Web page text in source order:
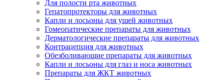
Для полости рта животных
Гепатопротекторы для животных
Капли и лосьоны для ушей животных
Гомеопатические препараты для животных
Дерматологические препараты для животных
Контрацепция для животных
Обезболивающие препараты для животных
Капли и лосьоны для глаз и носа животных
Препараты для ЖКТ животных